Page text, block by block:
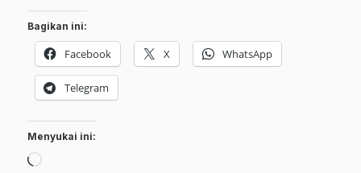
Bagikan ini:
Facebook X WhatsApp
Telegram
Menyukai ini:
Memuat...